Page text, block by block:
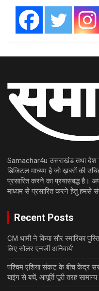
Samachar4u उत्तराखंड तथा देश
डिजिटल माध्यम है जो ख़बरों की
प्रसारित करने का प्रयासबद्ध है।
माध्यम से प्रसारित करने हेतु हमसे
Recent Posts
CM धामी ने किया सौर स्मारिका
लिए सोलर एनर्जी अनिवार्य’
पश्चिम एशिया संकट के बीच केंद्र
बाइंग से बचें, आपूर्ति पूरी तरह सामान्य